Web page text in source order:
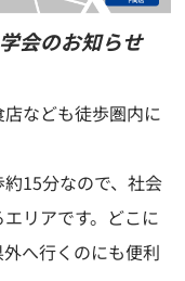
会のお知らせ
なども徒歩圏内に
15分なので、社会
リアです。どこに
へ行くのにも便利